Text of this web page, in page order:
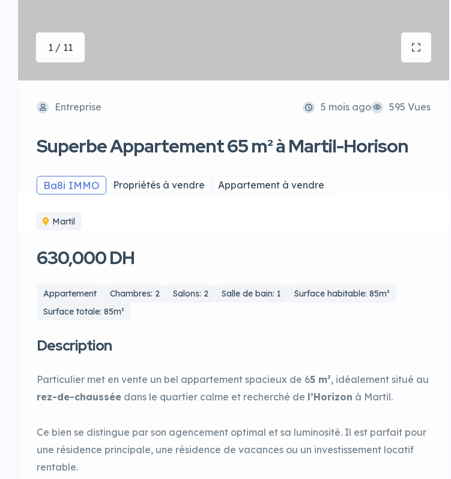
1 / 11
Entreprise 5 mois ago 595 Vues
Superbe Appartement 65 m² à Martil-Horison
Ba8i IMMO Propriétés à vendre Appartement à vendre
Martil
630,000 DH
Appartement Chambres: 2 Salons: 2 Salle de bain: 1
Surface habitable: 85m²
Surface totale: 85m²
Description
Particulier met en vente un bel appartement spacieux de 65 m², idéalement situé au
rez-de-chaussée dans le quartier calme et recherché de l’Horizon à Martil.
Ce bien se distingue par son agencement optimal et sa luminosité. Il est parfait pour
une résidence principale, une résidence de vacances ou un investissement locatif
rentable.